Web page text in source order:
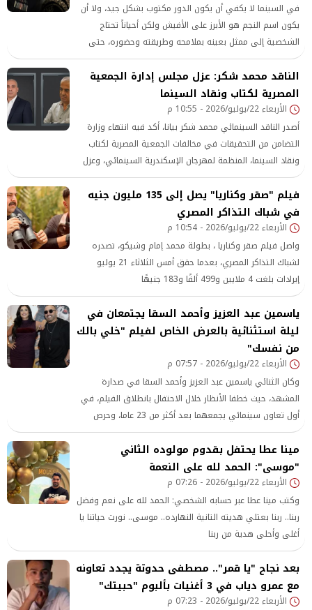
في السينما لا يكفي أن يكون الدور مكتوب بشكل جيد، ولا أن
يكون اسم النجم هو الأبرز على الأفيش ولكن أحياناً تحتاج
الشخصية إلى ممثل بعينه بملامحه وطريقته وحضوره، حتى
تبدو وكأنها كُتبت من أجله.
الناقد محمد شكر: عزل مجلس إدارة الجمعية
المصرية لكتاب ونقاد السينما
الأربعاء 22/يوليو/2026 - 10:55 م
أصدر الناقد السينمائي محمد شكر بيانا، أكد فيه انتهاء وزارة
التضامن من التحقيقات في مخالفات الجمعية المصرية لكتاب
ونقاد السينما، المنظمة لمهرجان الإسكندرية السينمائي، وعزل
مجلس إدارة الجمعية ورئيس المجلس الناقد الأمير أباظة من
مناصبهم.
فيلم "صقر وكناريا" يصل إلى 135 مليون جنيه
في شباك التذاكر المصري
الأربعاء 22/يوليو/2026 - 10:54 م
واصل فيلم صقر وكناريا ، بطولة محمد إمام وشيكو، تصدره
لشباك التذاكر المصري، بعدما حقق أمس الثلاثاء 21 يوليو
إيرادات بلغت 4 ملايين و499 ألفًا و183 جنيهًا
ياسمين عبد العزيز وأحمد السقا يجتمعان في
ليلة استثنائية بالعرض الخاص لفيلم "خلي بالك
من نفسك"
الأربعاء 22/يوليو/2026 - 07:57 م
وكان الثنائي ياسمين عبد العزيز وأحمد السقا في صدارة
المشهد، حيث خطفا الأنظار خلال الاحتفال بانطلاق الفيلم، في
أول تعاون سينمائي يجمعهما بعد أكثر من 23 عاما، وحرص
النجمان على الاحتفال مع الحضور والتقاط الصور التذكارية مع
الجمهور وعدسات المصورين، وسط حالة كبيرة من التفاعل
مينا عطا يحتفل بقدوم مولوده الثاني
"موسى": الحمد لله على النعمة
الأربعاء 22/يوليو/2026 - 07:26 م
وكتب مينا عطا عبر حسابه الشخصي: الحمد لله على نعم وفضل
ربنا.. ربنا بعتلي هديته التانية النهارده.. موسى.. نورت حياتنا يا
أغلى وأحلى هدية من ربنا
بعد نجاح "يا قمر".. مصطفى حدوتة يجدد تعاونه
مع عمرو دياب في 3 أغنيات بألبوم "حبيتك"
الأربعاء 22/يوليو/2026 - 07:23 م